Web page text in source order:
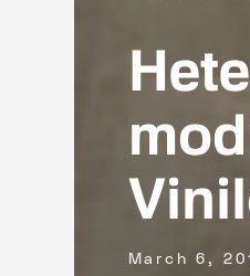
March 6,